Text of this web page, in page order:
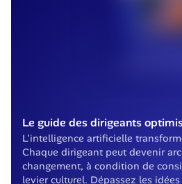
Le guide des dirigeants
L'intelligence artificielle
Chaque dirigeant peut devenir
changement, à condition de
levier culturel. Dépassez les